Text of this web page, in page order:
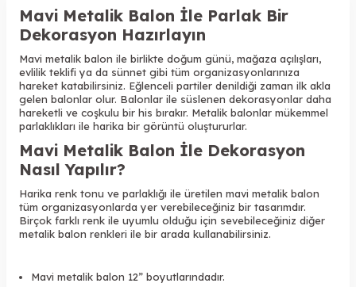
Mavi Metalik Balon İle Parlak Bir
Dekorasyon Hazırlayın
Mavi metalik balon ile birlikte doğum günü, mağaza açılışları,
evlilik teklifi ya da sünnet gibi tüm organizasyonlarınıza
hareket katabilirsiniz. Eğlenceli partiler denildiği zaman ilk akla
gelen balonlar olur. Balonlar ile süslenen dekorasyonlar daha
hareketli ve coşkulu bir his bırakır. Metalik balonlar mükemmel
parlaklıkları ile harika bir görüntü oluştururlar.
Mavi Metalik Balon İle Dekorasyon
Nasıl Yapılır?
Harika renk tonu ve parlaklığı ile üretilen mavi metalik balon
tüm organizasyonlarda yer verebileceğiniz bir tasarımdır.
Birçok farklı renk ile uyumlu olduğu için sevebileceğiniz diğer
metalik balon renkleri ile bir arada kullanabilirsiniz.
Mavi metalik balon 12” boyutlarındadır.